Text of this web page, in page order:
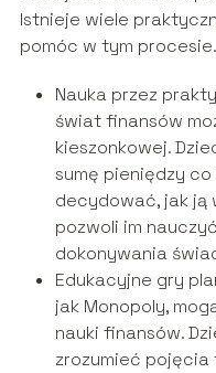
Istnieje wiele
pomóc w tym procesie.
Nauka przez
świat finansów
kieszonkowej.
sumę pieniędzy
decydować, jak ją
pozwoli im
dokonywania
Edukacyjne gry
jak Monopoly,
nauki finansów.
zrozumieć